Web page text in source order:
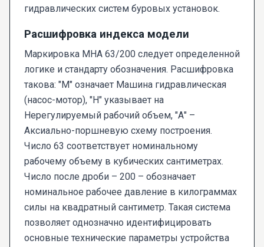
гидравлических систем буровых установок.
Расшифровка индекса модели
Маркировка МНА 63/200 следует определенной
логике и стандарту обозначения. Расшифровка
такова: "М" означает Машина гидравлическая
(насос-мотор), "Н" указывает на
Нерегулируемый рабочий объем, "А" –
Аксиально-поршневую схему построения.
Число 63 соответствует номинальному
рабочему объему в кубических сантиметрах.
Число после дроби – 200 – обозначает
номинальное рабочее давление в килограммах
силы на квадратный сантиметр. Такая система
позволяет однозначно идентифицировать
основные технические параметры устройства